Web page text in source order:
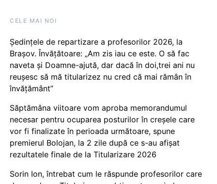
CELE MAI NOI
Ședințele de repartizare a profesorilor 2026, la
Brașov. Învățătoare: „Am zis iau ce este. O să fac
naveta și Doamne-ajută, dar dacă în doi,trei ani nu
reușesc să mă titularizez nu cred că mai rămân în
învățământ”
Săptămâna viitoare vom aproba memorandumul
necesar pentru ocuparea posturilor în creșele care
vor fi finalizate în perioada următoare, spune
premierul Bolojan, la 2 zile după ce s-au afișat
rezultatele finale de la Titularizare 2026
Sorin Ion, întrebat cum le răspunde profesorilor care